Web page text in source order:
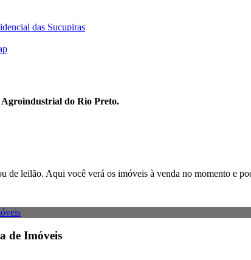
das Sucupiras
Agroindustrial do Rio Preto.
de leilão. Aqui você verá os imóveis à venda no momento e
de Imóveis